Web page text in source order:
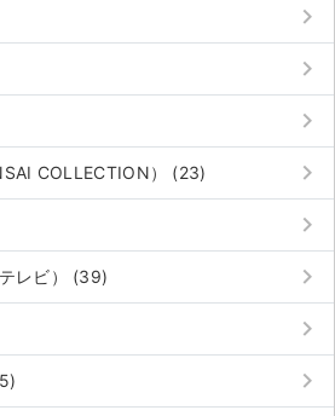
keyboard_arrow_right
keyboard_arrow_right
keyboard_arrow_right
COLLECTION） (23) keyboard_arrow_right
keyboard_arrow_right
レビ） (39) keyboard_arrow_right
keyboard_arrow_right
keyboard_arrow_right